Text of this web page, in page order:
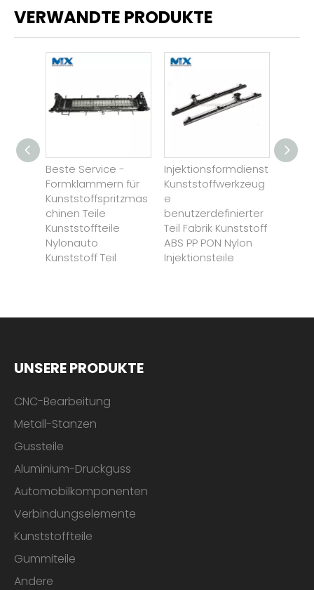
VERWANDTE PRODUKTE
Beste Service -
Formklammern für
Kunststoffspritzmas
chinen Teile
Kunststoffteile
Nylonauto
Kunststoff Teil
Injektionsformdienst
Kunststoffwerkzeug
e
benutzerdefinierter
Teil Fabrik Kunststoff
ABS PP PON Nylon
Injektionsteile
UNSERE PRODUKTE
CNC-Bearbeitung
Metall-Stanzen
Gussteile
Aluminium-Druckguss
Automobilkomponenten
Verbindungselemente
Kunststoffteile
Gummiteile
Andere